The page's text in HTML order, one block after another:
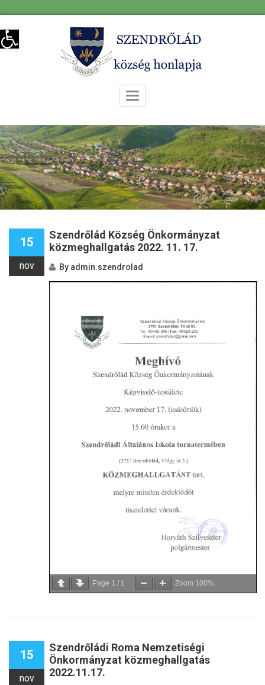
Eszköztár megnyitása
to
Toggle
15
nov
Szendrőlád Község Önkormányzat
közmeghallgatás 2022. 11. 17.
By admin.szendrolad
Page 1 / 1 Zoom 100%
15
nov
Szendrőládi Roma Nemzetiségi
Önkormányzat közmeghallgatás
2022.11.17.